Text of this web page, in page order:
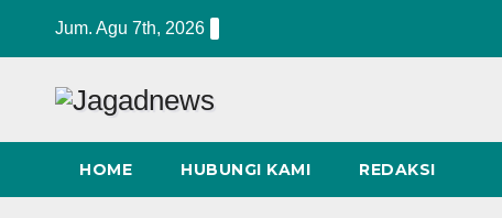
Jum. Agu 7th, 2026
HOME HUBUNGI KAMI REDAKSI